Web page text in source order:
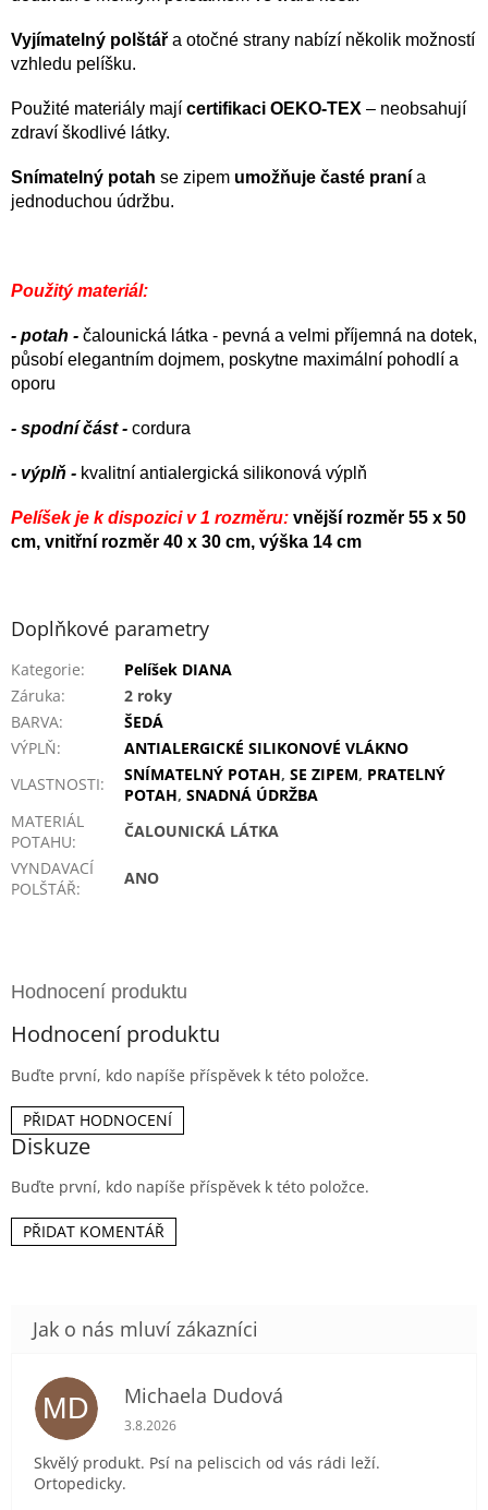
Vyjímatelný polštář a otočné strany nabízí několik možností
vzhledu pelíšku.
Použité materiály mají certifikaci OEKO-TEX – neobsahují
zdraví škodlivé látky.
Snímatelný potah se zipem umožňuje časté praní a
jednoduchou údržbu.
Použitý materiál:
- potah - čalounická látka - pevná a velmi příjemná na dotek,
působí elegantním dojmem, poskytne maximální pohodlí a
oporu
- spodní část - cordura
- výplň - kvalitní antialergická silikonová výplň
Pelíšek je k dispozici v 1 rozměru: vnější rozměr 55 x 50
cm, vnitřní rozměr 40 x 30 cm, výška 14 cm
Doplňkové parametry
Kategorie:
Pelíšek DIANA
Záruka:
2 roky
BARVA:
ŠEDÁ
VÝPLŇ:
ANTIALERGICKÉ SILIKONOVÉ VLÁKNO
VLASTNOSTI: SNÍMATELNÝ POTAH, SE ZIPEM, PRATELNÝ
POTAH, SNADNÁ ÚDRŽBA
MATERIÁL
POTAHU:
ČALOUNICKÁ LÁTKA
VYNDAVACÍ
POLŠTÁŘ:
ANO
Hodnocení produktu
Buďte první, kdo napíše příspěvek k této položce.
PŘIDAT HODNOCENÍ
Diskuze
Buďte první, kdo napíše příspěvek k této položce.
PŘIDAT KOMENTÁŘ
MD Michaela Dudová
Hodnocení obchodu je 5 z 5 hvězdiček.
3.8.2026
Skvělý produkt. Psí na peliscich od vás rádi leží.
Ortopedicky.